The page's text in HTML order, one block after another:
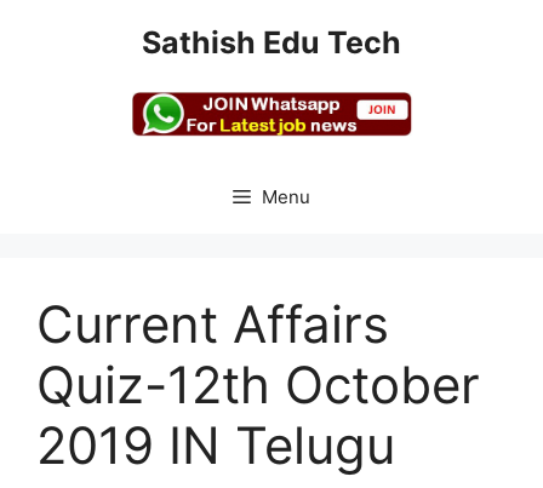
Sathish Edu Tech
Menu
Current Affairs
Quiz-12th October
2019 IN Telugu